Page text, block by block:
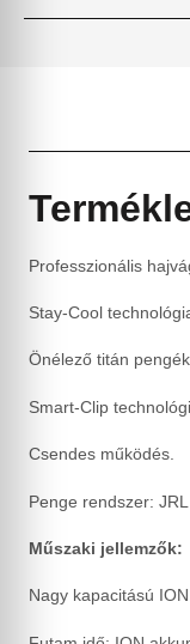
Professzionális
Stay-Cool
Önélező titán
Smart-Clip
Csendes működés.
Penge rendszer:
Műszaki jellemzők:
Nagy kapacitású